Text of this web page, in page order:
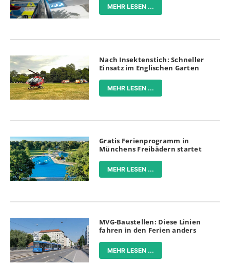
MEHR LESEN ...
Nach Insektenstich: Schneller
Einsatz im Englischen Garten
MEHR LESEN ...
Gratis Ferienprogramm in
Münchens Freibädern startet
MEHR LESEN ...
MVG-Baustellen: Diese Linien
fahren in den Ferien anders
MEHR LESEN ...